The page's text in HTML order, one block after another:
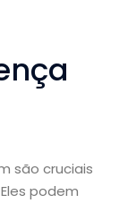
são cruciais
podem